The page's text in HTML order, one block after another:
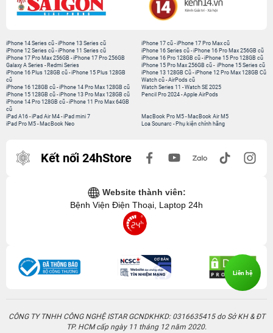
iPhone 14 Series cũ -iPhone 13 Series cũ
iPhone 12 Series cũ -iPhone 11 Series cũ
iPhone 17 Pro Max 256GB -iPhone 17 Pro 256GB
Galaxy A Series - Redmi Series
iPhone 17 cũ-iPhone 17 Pro Max cũ
iPhone 16 Series cũ- iPhone 16 Pro Max 256GB cũ
iPhone 16 Pro 128GB cũ-iPhone 15 Pro 128GB cũ
iPhone 15 Pro Max 256GB cũ- iPhone 15 Series cũ
iPhone 16 Plus 128GB cũ -iPhone 15 Plus 128GB
cũ
iPhone 16 128GB cũ -iPhone 14 Pro Max 128GB cũ
iPhone 15 128GB cũ -iPhone 13 Pro Max 128GB cũ
iPhone 14 Pro 128GB cũ -iPhone 11 Pro Max 64GB
cũ
iPhone 13 128GB Cũ-iPhone 12 Pro Max 128GB Cũ
Watch cũ-AirPods cũ
Watch Series 11 -Watch SE 2025
Pencil Pro 2024-Apple AirPods
iPad A16 -iPad Air M4 -iPad mini 7
iPad Pro M5 - MacBook Neo
MacBook Pro M5- MacBook Air M5
Loa Sounarc- Phụ kiện chính hãng
Kết nối 24hStore
Website thành viên:
Bệnh Viện Điện Thoại, Laptop 24h
CÔNG TY TNHH CÔNG NGHỆ ISTAR GCNDKHKD: 0316635415 do Sở KH & ĐT
TP. HCM cấp ngày 11 tháng 12 năm 2020.
Liên hệ